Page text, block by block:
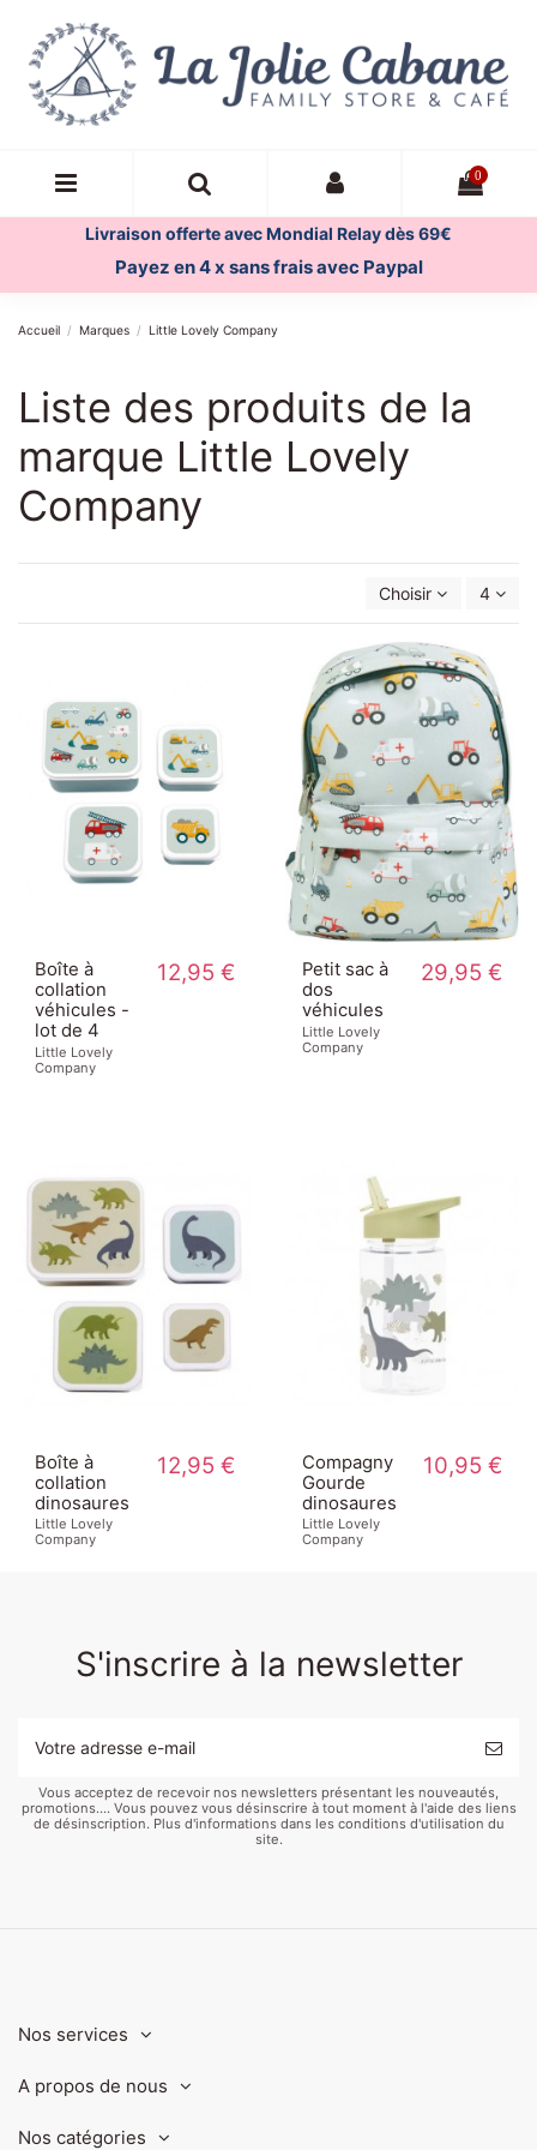
0
Livraison offerte avec Mondial Relay dès 69€
Payez en 4 x sans frais avec Paypal
Accueil Marques Little Lovely Company
Liste des produits de la
marque Little Lovely
Company
Choisir 4
Boîte à
collation
véhicules -
lot de 4
Little Lovely
Company
12,95 €
Petit sac à
dos
véhicules
Little Lovely
Company
29,95 €
Boîte à
collation
dinosaures
Little Lovely
Company
12,95 €
Compagny
Gourde
dinosaures
Little Lovely
Company
10,95 €
S'inscrire à la newsletter
Vous acceptez de recevoir nos newsletters présentant les nouveautés,
promotions.... Vous pouvez vous désinscrire à tout moment à l'aide des liens
de désinscription. Plus d'informations dans les conditions d'utilisation du
site.
Nos services
A propos de nous
Nos catégories